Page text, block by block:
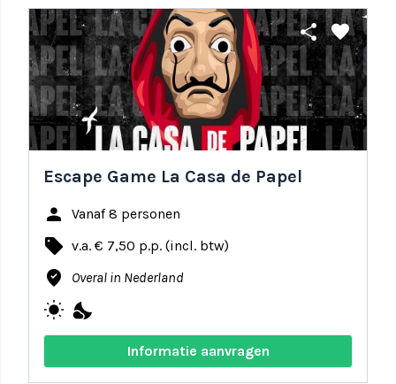
share favorite
Escape Game La Casa de Papel
person Vanaf 8 personen
local_offer v.a. € 7,50 p.p. (incl. btw)
where_to_vote Overal in Nederland
wb_sunny nights_stay
Informatie aanvragen